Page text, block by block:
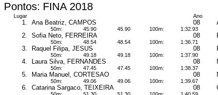
Pontos: FINA 2018
Lugar Ano
1. Ana Beatriz, CAMPOS 08
50m: 45.90 45.90 100m: 1:32.93
2. Sofia Neto, FERREIRA 08
50m: 48.54 48.54 100m: 1:36.71
3. Raquel Filipa, JESUS 08
50m: 49.18 49.18 100m: 1:37.90
4. Laura Silva, FERNANDES 08
50m: 47.45 47.45 100m: 1:38.37
5. Maria Manuel, CORTESAO 08
50m: 49.06 49.06 100m: 1:39.67
6. Catarina Sargaco, TEIXEIRA 08